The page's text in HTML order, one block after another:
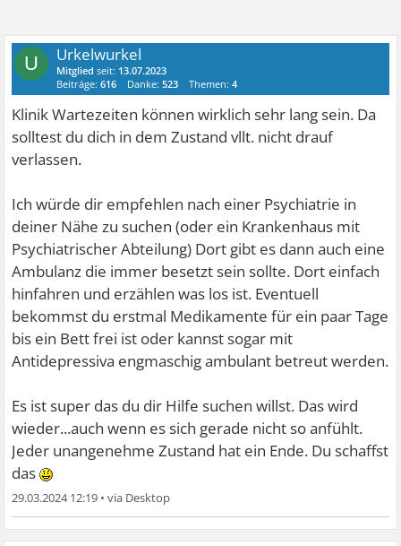
U Urkelwurkel
Mitglied seit: 13.07.2023
Beiträge:616 Danke:523 Themen:4
Klinik Wartezeiten können wirklich sehr lang sein. Da
solltest du dich in dem Zustand vllt. nicht drauf
verlassen.
Ich würde dir empfehlen nach einer Psychiatrie in
deiner Nähe zu suchen (oder ein Krankenhaus mit
Psychiatrischer Abteilung) Dort gibt es dann auch eine
Ambulanz die immer besetzt sein sollte. Dort einfach
hinfahren und erzählen was los ist. Eventuell
bekommst du erstmal Medikamente für ein paar Tage
bis ein Bett frei ist oder kannst sogar mit
Antidepressiva engmaschig ambulant betreut werden.
Es ist super das du dir Hilfe suchen willst. Das wird
wieder...auch wenn es sich gerade nicht so anfühlt.
Jeder unangenehme Zustand hat ein Ende. Du schaffst
das
29.03.2024 12:19 •